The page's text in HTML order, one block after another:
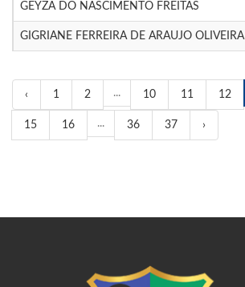
GEYZA DO NASCIMENTO FREITAS
GIGRIANE FERREIRA DE ARAUJO OLIVEIRA
‹ 1 2 ... 10 11 12
15 16 ... 36 37 ›